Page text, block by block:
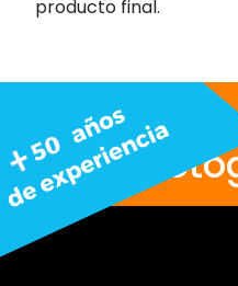
producto final.
Nos